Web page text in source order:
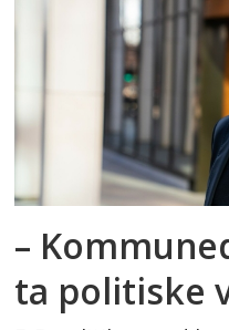
–
ta politiske